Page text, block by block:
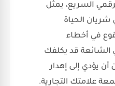
السريع، يمثل
شريان الحياة
في أخطاء
الشائعة قد يكلفك
أن يؤدي إلى إهدار
علامتك التجارية.